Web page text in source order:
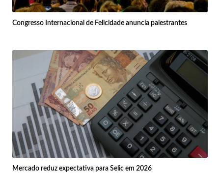
Congresso Internacional de Felicidade anuncia palestrantes
Mercado reduz expectativa para Selic em 2026